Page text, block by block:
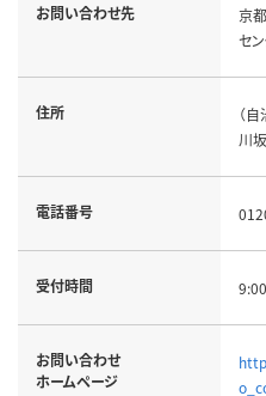
お問い合わせ先
京
セン
住所
（
川
電話番号
受付時間
お問い合わせ
ホームページ